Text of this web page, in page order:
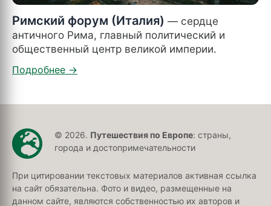
Римский форум (Италия) — сердце
античного Рима, главный политический и
общественный центр великой империи.
© 2026. Путешествия по Европе: страны,
города и достопримечательности
При цитировании текстовых материалов активная ссылка
на сайт обязательна. Фото и видео, размещенные на
данном сайте, являются собственностью их авторов и